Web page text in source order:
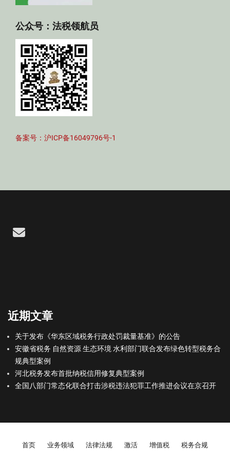
公众号：法税领航员
备案号：沪ICP备16049796号-1
Email
近期文章
关于发布《华东区域税务行政处罚裁量基准》的公告
安徽省税务 自然资源 生态环境 水利部门联合发布绿色转型税务合
规典型案例
河北税务发布首批纳税信用修复典型案例
全国八部门常态化联合打击涉税违法犯罪工作推进会议在京召开
Footer menu
首页 业务领域 法律法规 激活 增值税 税务合规